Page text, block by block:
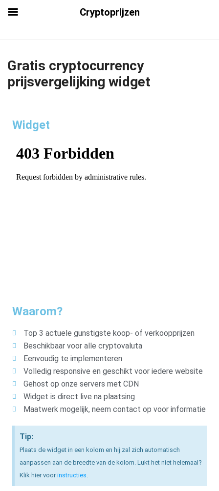
Gratis cryptocurrency
prijsvergelijking widget
Widget
Waarom?
Top 3 actuele gunstigste koop- of verkoopprijzen
Beschikbaar voor alle cryptovaluta
Eenvoudig te implementeren
Volledig responsive en geschikt voor iedere website
Gehost op onze servers met CDN
Widget is direct live na plaatsing
Maatwerk mogelijk, neem contact op voor informatie
Tip:
Plaats de widget in een kolom en hij zal zich automatisch
aanpassen aan de breedte van de kolom. Lukt het niet helemaal?
Klik hier voorinstructies.
Cryptoprijzen